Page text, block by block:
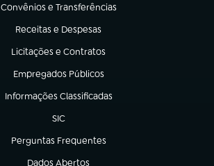
Convênios e Transferências
(abre em nova aba)
Receitas e Despesas
(abre em nova aba)
Licitações e Contratos
(abre em nova aba)
Empregados Públicos
(abre em nova aba)
Informações Classificadas
(abre em nova aba)
SIC
(abre em nova aba)
Perguntas Frequentes
(abre em nova aba)
Dados Abertos